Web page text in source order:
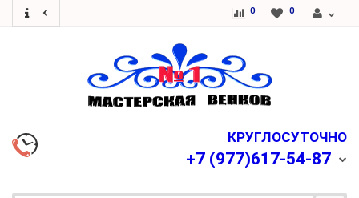
0 0
КРУГЛОСУТОЧНО
+7 (977)617-54-87